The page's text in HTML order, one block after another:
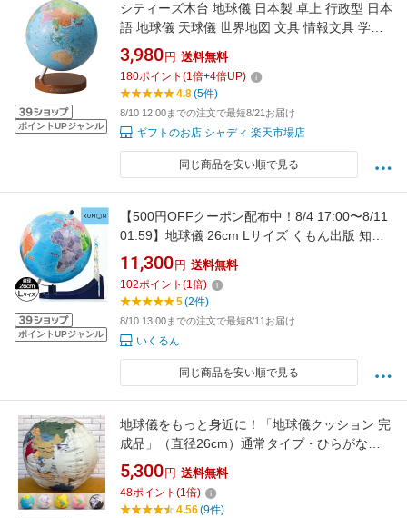
ポイントUPジャンル
シティーズ木台 地球儀 日本製 卓上 行政型 日本
語 地球儀 天球儀 世界地図 文具 情報文具 学習
文具 インテリア 知育 子供用 小学生 夏休み 自
由研究 プレゼント 入学お祝い お祝い 約
15φ×19cm 1502
3,980 円 送料無料
180ポイント (1倍+4倍UP)
4.8(5件)
8/10 12:00までの注文で最短8/21お届け
ギフトのお店 シャディ 楽天市場店
同じ商品を安い順で見る
ポイントUPジャンル
【500円OFFクーポン配布中！8/4 17:00〜8/11
01:59】地球儀 26cm Lサイズ くもん出版 知ら
ない国がすぐに見つかる SC-21 知育 学習 ふり
がな付き 子ども 小学生 KUMON
11,300 円 送料無料
102ポイント (1倍)
5(2件)
8/10 13:00までの注文で最短8/11お届け
いくるん
同じ商品を安い順で見る
地球儀をもっと身近に！「地球儀クッション 完
成品」（直径26cm）通常タイプ・ひらがなタ
イプ インテリア おしゃれ 便利 入園・入学
のお祝いに！
5,300 円 送料無料
48ポイント (1倍)
4.56(9件)